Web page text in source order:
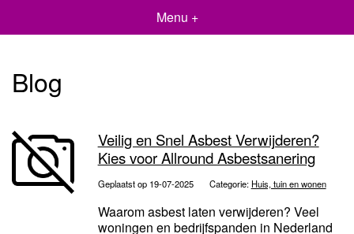
Menu +
Blog
Veilig en Snel Asbest Verwijderen?
Kies voor Allround Asbestsanering
Geplaatst op 19-07-2025 Categorie: Huis, tuin en wonen
Waarom asbest laten verwijderen? Veel
woningen en bedrijfspanden in Nederland